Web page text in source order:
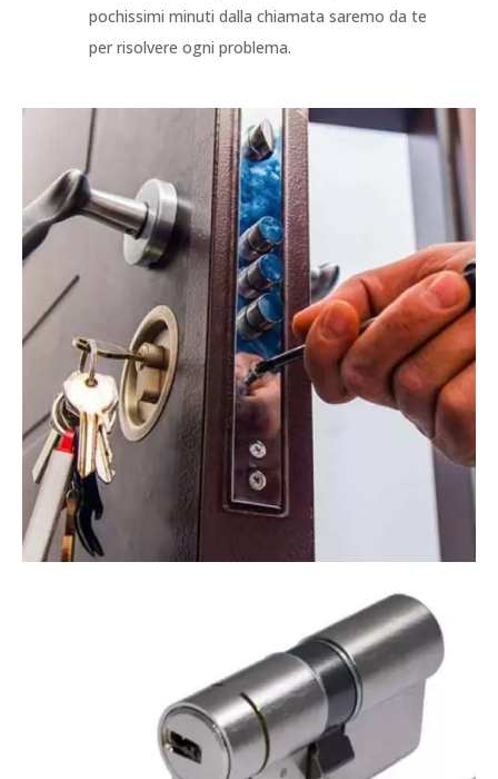
pochissimi minuti dalla chiamata saremo da te
per risolvere ogni problema.